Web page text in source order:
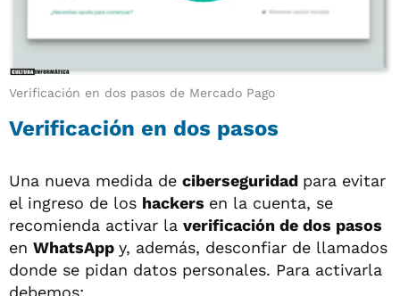
Verificación en dos pasos de Mercado Pago
Verificación en dos pasos
Una nueva medida de ciberseguridad para evitar
el ingreso de los hackers en la cuenta, se
recomienda activar la verificación de dos pasos
en WhatsApp y, además, desconfiar de llamados
donde se pidan datos personales. Para activarla
debemos: